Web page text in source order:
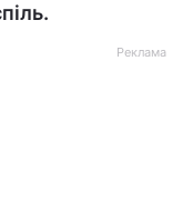
Реклама